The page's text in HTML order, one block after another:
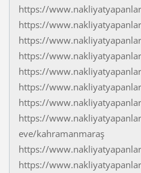
https://
https://
https://
https://
https://
https://
https://
https://
eve/kahramanmaraş
https://
https://